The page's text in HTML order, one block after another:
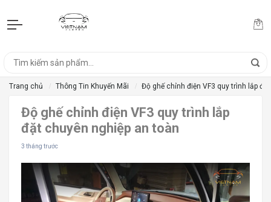
Trang chủ Thông Tin Khuyến Mãi Độ ghế chỉnh điện VF3 quy trình lắp
Độ ghế chỉnh điện VF3 quy trình lắp
đặt chuyên nghiệp an toàn
3 tháng trước